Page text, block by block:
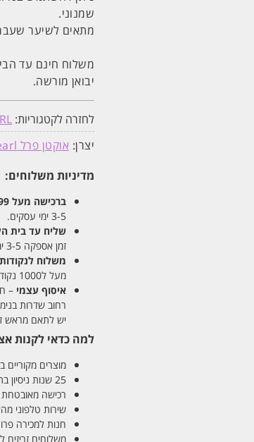
שמנוני.
מתאים לשיער
משלוח חינם עד
יבואן מורשה.
לחזרה לקטגוריות:
יצרן: אוקטן פרל Octan Pearl
מדיניות משלוחים:
ברכישה מעל 199 ש"ח
3-5 ימי עסקים.
שליח עד בית
זמן אספקה 3-5 ימי עסקים.
משלוח
מעל ל1000 נקודות ברחבי הארץ. זמן אספקה 5-8 ימי עסקים.
איסוף עצמי –
רחוב שדרות בנימין 10 נתניה/ רחוב פנקס 12 נתניה –
יש לתאם מראש זמן
למה כדאי לקנות
מוצרים מקוריים
25 שנות ניסיון בתחום מוצרי השיער והטיפוח
רכישה מאובטחת
שירות טלפוני
חנות למכירה
משלוחים זריזים